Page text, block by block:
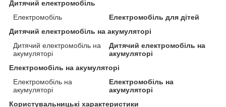
Дитячий електромобіль
Електромобіль
Електромобіль для дітей
Дитячий електромобіль на акумуляторі
Дитячий електромобіль на
акумуляторі
Дитячий електромобіль на
акумуляторі
Електромобіль на акумуляторі
Електромобіль на
акумуляторі
Електромобіль на
акумуляторі
Користувальницькі характеристики